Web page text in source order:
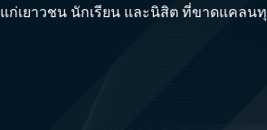
ก่เยาวชน นักเรียน และนิสิต ที่ขาดแคลน